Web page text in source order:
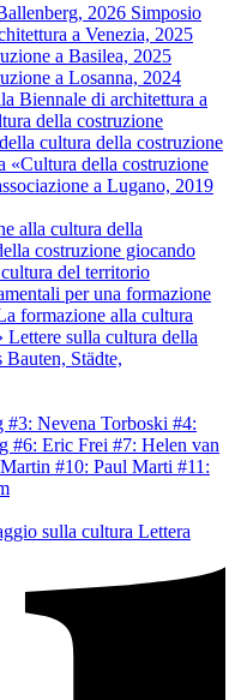
2026 Simposio
a Venezia, 2025
a Basilea, 2025
a Losanna, 2024
Biennale di architettura a
della costruzione
cultura della costruzione
«Cultura della costruzione
a Lugano, 2019
alla cultura della
costruzione giocando
del territorio
per una formazione
formazione alla cultura
Lettere sulla cultura della
Bauten, Städte,
#3: Nevena Torboski #4:
#6: Eric Frei #7: Helen van
#10: Paul Marti #11:
sulla cultura Lettera